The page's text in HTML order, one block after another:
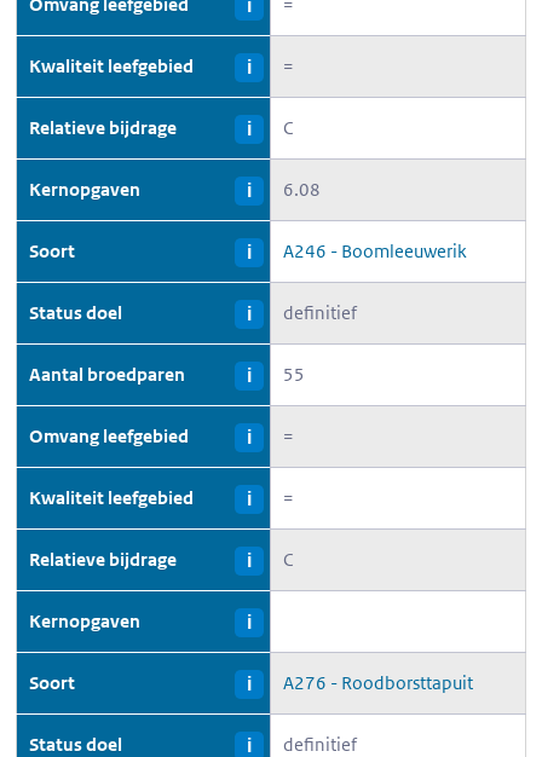
i
Kwaliteit leefgebied i =
Relatieve bijdrage i C
Kernopgaven i 6.08
Soort i A246 - Boomleeuwerik
Status doel i definitief
Aantal broedparen i 55
Omvang leefgebied i =
Kwaliteit leefgebied i =
Relatieve bijdrage i C
Kernopgaven i
Soort i A276 - Roodborsttapuit
Status doel i definitief